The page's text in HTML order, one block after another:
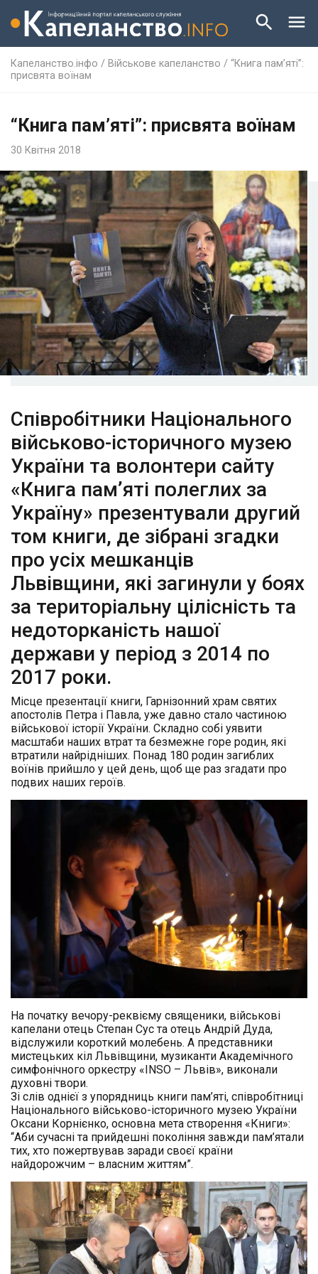
Капеланство.інфо / Військове капеланство / “Книга пам’яті”:
присвята воїнам
“Книга пам’яті”: присвята воїнам
30 Квітня 2018
Співробітники Національного
військово-історичного музею
України та волонтери сайту
«Книга пам’яті полеглих за
Україну» презентували другий
том книги, де зібрані згадки
про усіх мешканців
Львівщини, які загинули у боях
за територіальну цілісність та
недоторканість нашої
держави у період з 2014 по
2017 роки.
Місце презентації книги, Гарнізонний храм святих
апостолів Петра і Павла, уже давно стало частиною
військової історії України. Складно собі уявити
масштаби наших втрат та безмежне горе родин, які
втратили найрідніших. Понад 180 родин загиблих
воїнів прийшло у цей день, щоб ще раз згадати про
подвих наших героїв.
На початку вечору-реквієму священики, військові
капелани отець Степан Сус та отець Андрій Дуда,
відслужили короткий молебень. А представники
мистецьких кіл Львівщини, музиканти Академічного
симфонічного оркестру «INSO – Львів», виконали
духовні твори.
Зі слів однієї з упорядниць книги пам’яті, співробітниці
Національного військово-історичного музею України
Оксани Корнієнко, основна мета створення «Книги»:
“Аби сучасні та прийдешні покоління завжди пам’ятали
тих, хто пожертвував заради своєї країни
найдорожчим – власним життям”.